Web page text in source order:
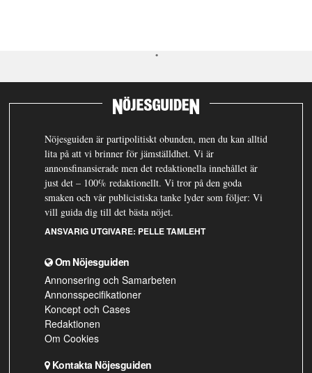
Nöjesguiden är partipolitiskt obunden, men du kan alltid
lita på att vi brinner för jämställdhet. Vi är
annonsfinansierade men det redaktionella innehållet är
just det – 100% redaktionellt. Vi tror på den goda
smaken och vår publicistiska tanke lyder som följer: Vi
vill guida dig till det bästa nöjet.
ANSVARIG UTGIVARE: PELLE TAMLEHT
Om Nöjesguiden
Annonsering och Samarbeten
Annonsspecifikationer
Koncept och Cases
Redaktionen
Om Cookies
Kontakta Nöjesguiden